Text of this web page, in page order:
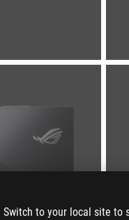
Switch to your local site to